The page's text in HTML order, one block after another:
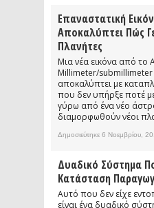
Επαναστατική
Αποκαλύπτει Πώς
Πλανήτες
Μια νέα εικόνα από το
Millimeter/submillimeter
αποκαλύπτει με
που δεν υπήρξε ποτέ
γύρω από ένα νέο
διαμορφωθούν νέοι
Δημοσιεύτηκε 6 Νοεμβρίου,
Δυαδικό Σύστημα
Κατάσταση
Αυτό που δεν είχε
είναι ένα δυαδικό